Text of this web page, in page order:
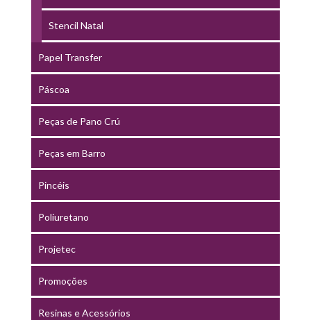
Stencil Natal
Papel Transfer
Páscoa
Peças de Pano Crú
Peças em Barro
Pincéis
Poliuretano
Projetec
Promoções
Resinas e Acessórios